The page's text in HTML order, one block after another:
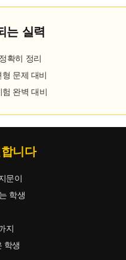
는 실력
확히 정리
문제 대비
험 완벽 대비
니다
문이
학생
지
학생